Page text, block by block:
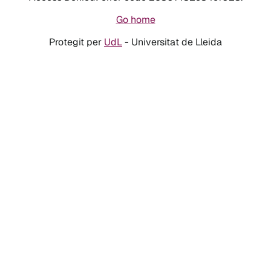
Go home
Protegit per UdL- Universitat de Lleida